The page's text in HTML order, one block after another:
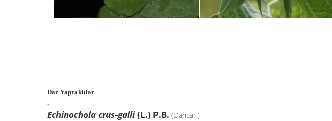
Dar Yapraklılar
-
Echinochola crus-galli(L.) P.B. (Darıcan)